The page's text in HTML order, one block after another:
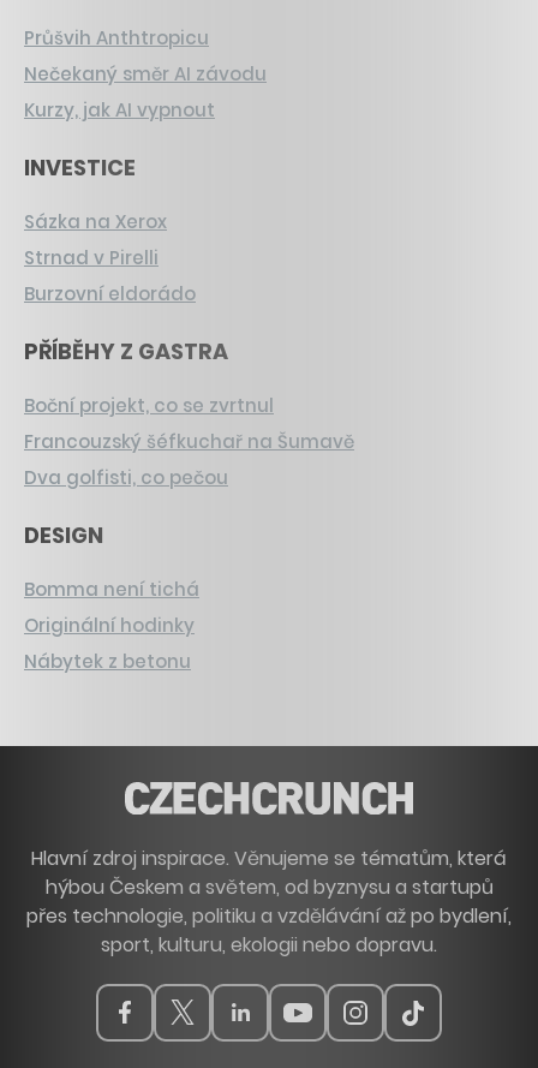
Průšvih Anthtropicu
Nečekaný směr AI závodu
Kurzy, jak AI vypnout
INVESTICE
Sázka na Xerox
Strnad v Pirelli
Burzovní eldorádo
PŘÍBĚHY Z GASTRA
Boční projekt, co se zvrtnul
Francouzský šéfkuchař na Šumavě
Dva golfisti, co pečou
DESIGN
Bomma není tichá
Originální hodinky
Nábytek z betonu
Hlavní zdroj inspirace. Věnujeme se tématům, která
hýbou Českem a světem, od byznysu a startupů
přes technologie, politiku a vzdělávání až po bydlení,
sport, kulturu, ekologii nebo dopravu.